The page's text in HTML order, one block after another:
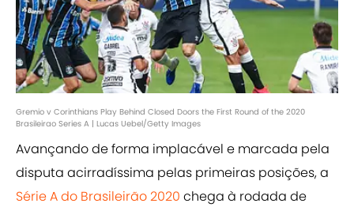
Gremio v Corinthians Play Behind Closed Doors the First Round of the 2020
Brasileirao Series A | Lucas Uebel/Getty Images
Avançando de forma implacável e marcada pela
disputa acirradíssima pelas primeiras posições, a
Série A do Brasileirão 2020 chega à rodada de